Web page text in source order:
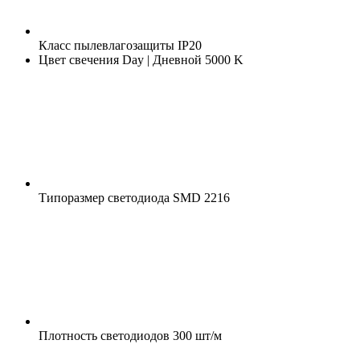
Класс пылевлагозащиты IP20
Цвет свечения Day | Дневной 5000 K
Типоразмер светодиода SMD 2216
Плотность светодиодов 300 шт/м